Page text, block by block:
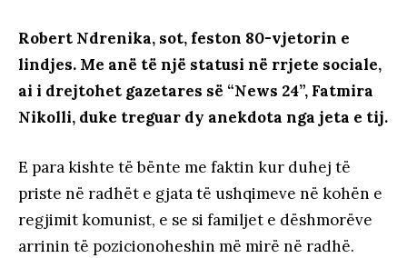
Robert Ndrenika, sot, feston 80-vjetorin e
lindjes. Me anë të një statusi në rrjete sociale,
ai i drejtohet gazetares së “News 24”, Fatmira
Nikolli, duke treguar dy anekdota nga jeta e tij.
E para kishte të bënte me faktin kur duhej të
priste në radhët e gjata të ushqimeve në kohën e
regjimit komunist, e se si familjet e dëshmorëve
arrinin të pozicionoheshin më mirë në radhë.